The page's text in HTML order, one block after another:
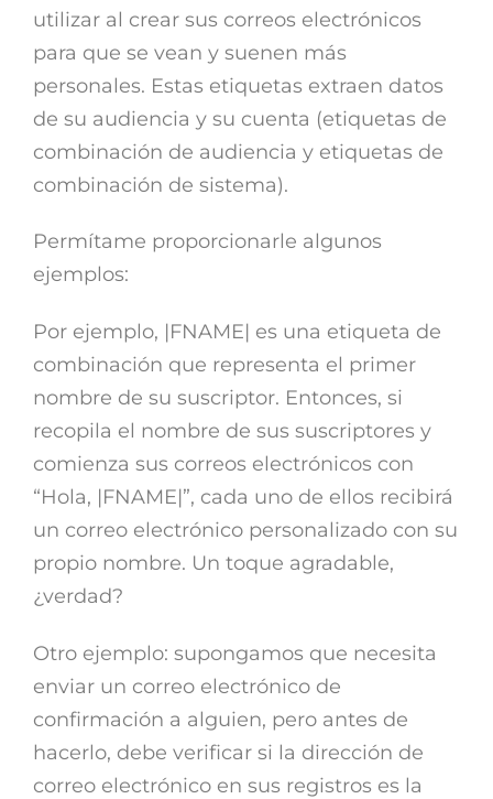
utilizar al crear sus correos electrónicos
para que se vean y suenen más
personales. Estas etiquetas extraen datos
de su audiencia y su cuenta (etiquetas de
combinación de audiencia y etiquetas de
combinación de sistema).
Permítame proporcionarle algunos
ejemplos:
Por ejemplo, |FNAME| es una etiqueta de
combinación que representa el primer
nombre de su suscriptor. Entonces, si
recopila el nombre de sus suscriptores y
comienza sus correos electrónicos con
“Hola, |FNAME|”, cada uno de ellos recibirá
un correo electrónico personalizado con su
propio nombre. Un toque agradable,
¿verdad?
Otro ejemplo: supongamos que necesita
enviar un correo electrónico de
confirmación a alguien, pero antes de
hacerlo, debe verificar si la dirección de
correo electrónico en sus registros es la